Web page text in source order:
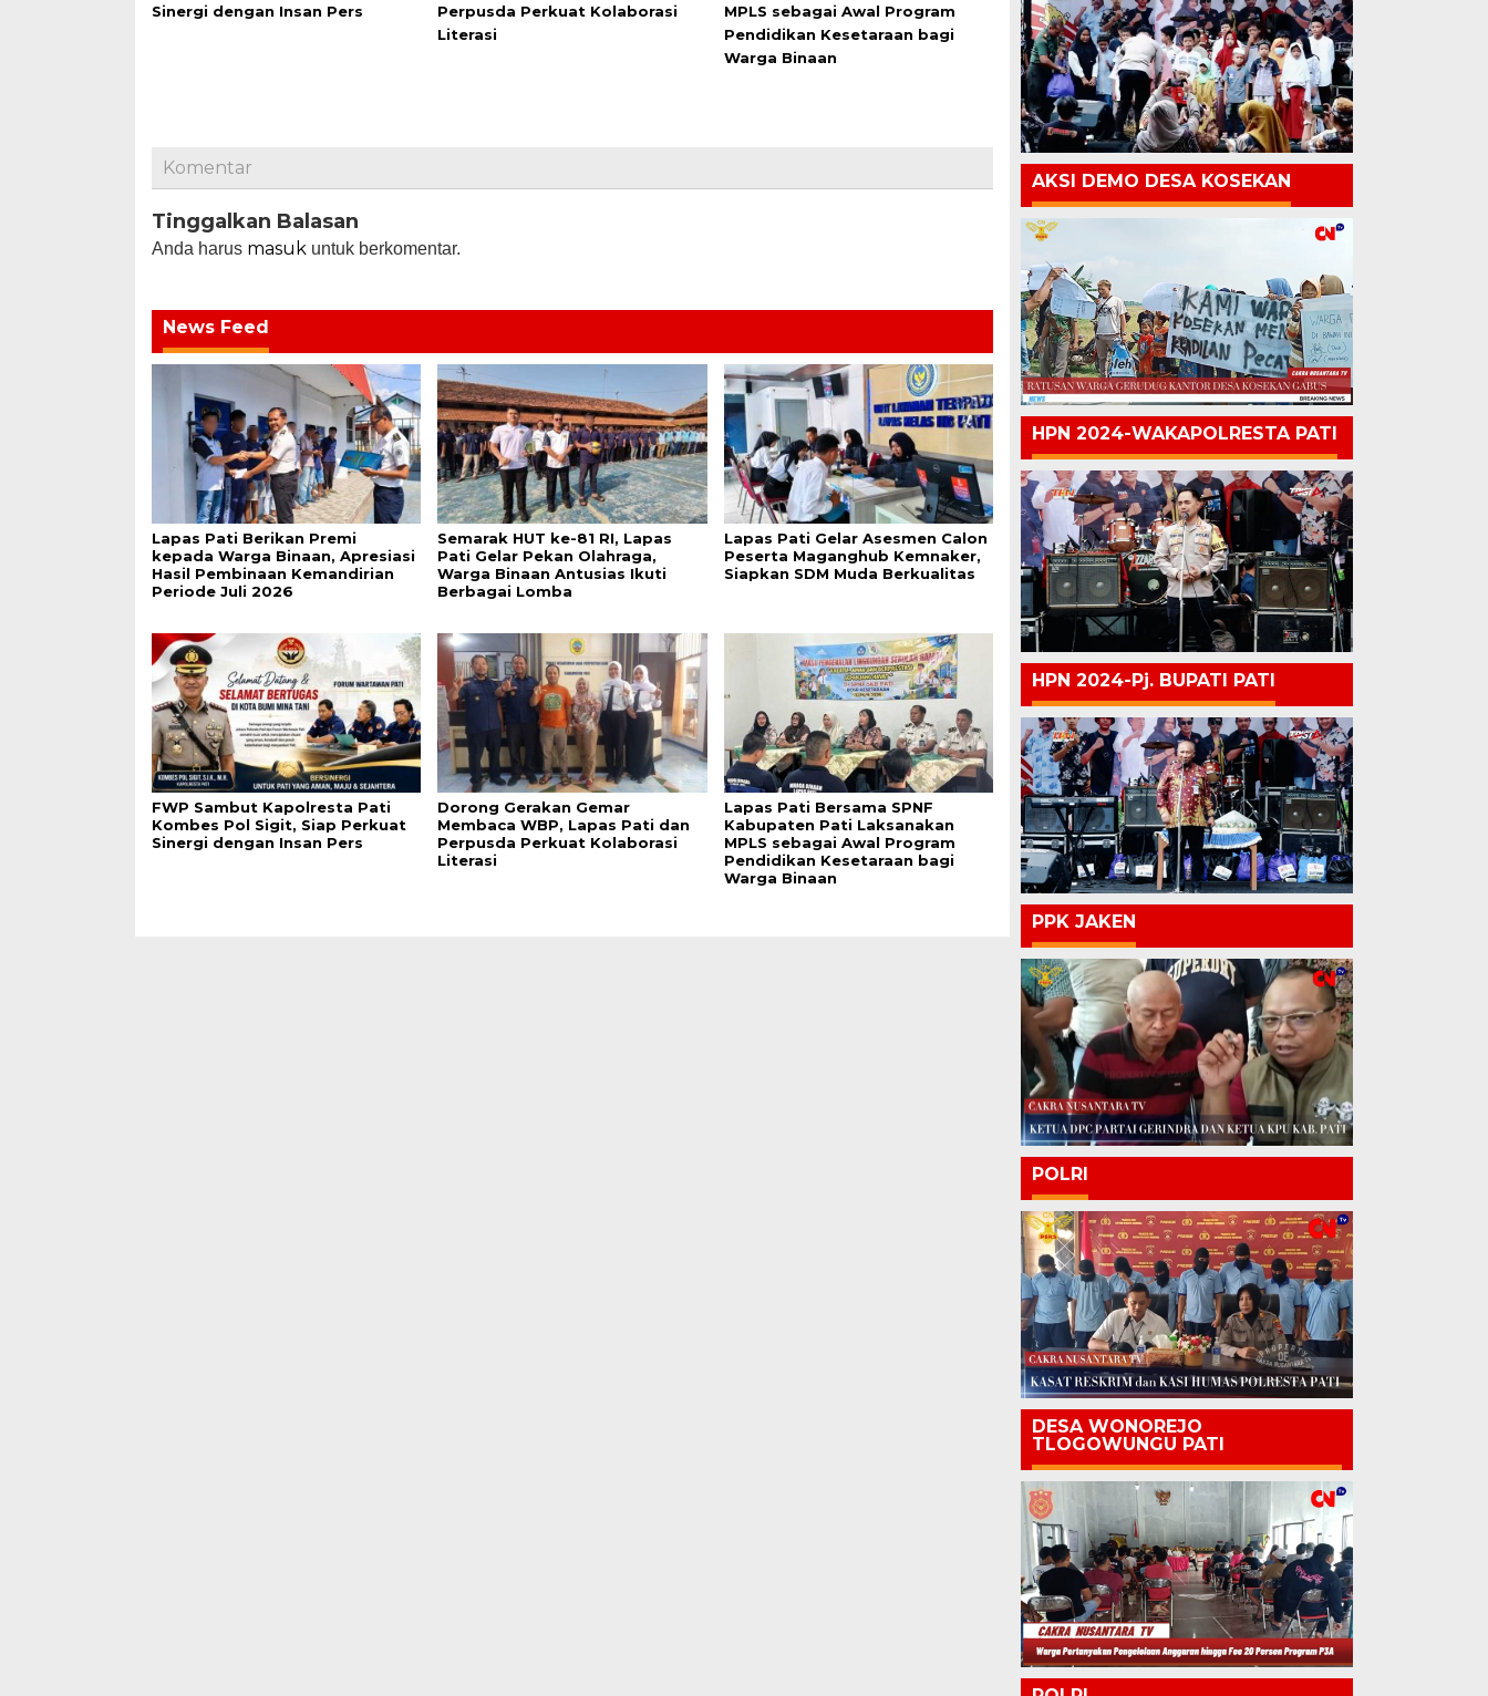
Sinergi dengan Insan Pers
Perpusda Perkuat Kolaborasi
Literasi
MPLS sebagai Awal Program
Pendidikan Kesetaraan bagi
Warga Binaan
Komentar
Tinggalkan Balasan
Anda harus masuk untuk berkomentar.
News Feed
Lapas Pati Berikan Premi
kepada Warga Binaan, Apresiasi
Hasil Pembinaan Kemandirian
Periode Juli 2026
Semarak HUT ke-81 RI, Lapas
Pati Gelar Pekan Olahraga,
Warga Binaan Antusias Ikuti
Berbagai Lomba
Lapas Pati Gelar Asesmen Calon
Peserta Maganghub Kemnaker,
Siapkan SDM Muda Berkualitas
FWP Sambut Kapolresta Pati
Kombes Pol Sigit, Siap Perkuat
Sinergi dengan Insan Pers
Dorong Gerakan Gemar
Membaca WBP, Lapas Pati dan
Perpusda Perkuat Kolaborasi
Literasi
Lapas Pati Bersama SPNF
Kabupaten Pati Laksanakan
MPLS sebagai Awal Program
Pendidikan Kesetaraan bagi
Warga Binaan
AKSI DEMO DESA KOSEKAN
HPN 2024-WAKAPOLRESTA PATI
HPN 2024-Pj. BUPATI PATI
PPK JAKEN
POLRI
DESA WONOREJO
TLOGOWUNGU PATI